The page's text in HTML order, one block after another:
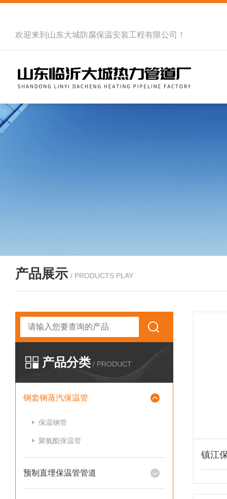
欢迎来到 山东大城防腐保温安装工程有限公司 ！
产品展示 / PRODUCTS PLAY
产品分类 / PRODUCT
钢套钢蒸汽保温管
保温钢管
聚氨酯保温管
预制直埋保温管管道
镇江